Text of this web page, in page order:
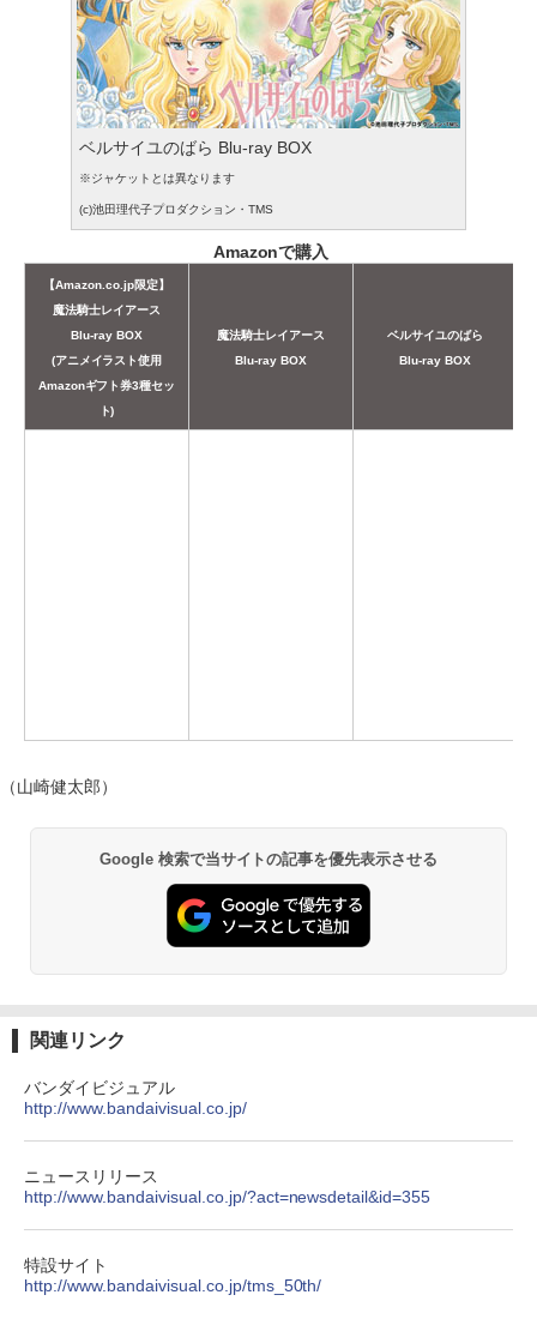
ベルサイユのばら Blu-ray BOX
※ジャケットとは異なります
(c)池田理代子プロダクション・TMS
Amazonで購入
【Amazon.co.jp限定】
魔法騎士レイアース
Blu-ray BOX
(アニメイラスト使用
Amazonギフト券3種セッ
ト)
魔法騎士レイアース
Blu-ray BOX
ベルサイユのばら
Blu-ray BOX
（山崎健太郎）
Google 検索で当サイトの記事を優先表示させる
関連リンク
バンダイビジュアル
http://www.bandaivisual.co.jp/
ニュースリリース
http://www.bandaivisual.co.jp/?act=newsdetail&id=355
特設サイト
http://www.bandaivisual.co.jp/tms_50th/